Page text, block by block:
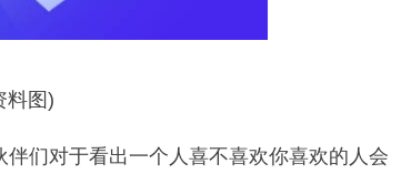
料图)
们对于看出一个人喜不喜欢你喜欢的人会